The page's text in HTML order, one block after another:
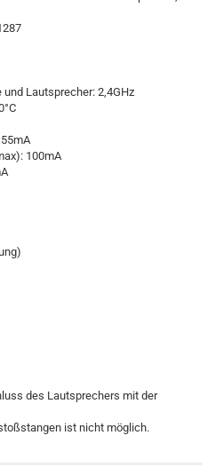
Lautsprecher: 2,4GHz
100mA
des Lautsprechers mit der
ist nicht möglich.